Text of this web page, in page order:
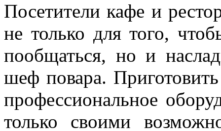
Посетители кафе и
не только для того,
пообщаться, но и
шеф повара.
профессиональное
только своими